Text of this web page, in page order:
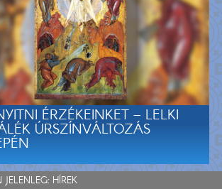
ÉRZÉKEINKET – LELKI
ÚRSZÍNVÁLTOZÁS
HÍREK